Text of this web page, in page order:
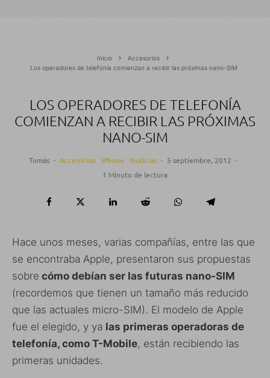
Inicio
Accesorios
Los operadores de telefonía comienzan a recibir las próximas nano-SIM
LOS OPERADORES DE TELEFONÍA
COMIENZAN A RECIBIR LAS PRÓXIMAS
NANO-SIM
Tomás · Accesorios iPhone Noticias · 5 septiembre, 2012 ·
1 Minuto de lectura
Hace unos meses, varias compañías, entre las que
se encontraba Apple, presentaron sus propuestas
sobre cómo debían ser las futuras nano-SIM
(recordemos que tienen un tamaño más reducido
que las actuales micro-SIM). El modelo de Apple
fue el elegido, y ya las primeras operadoras de
telefonía, como T-Mobile, están recibiendo las
primeras unidades.